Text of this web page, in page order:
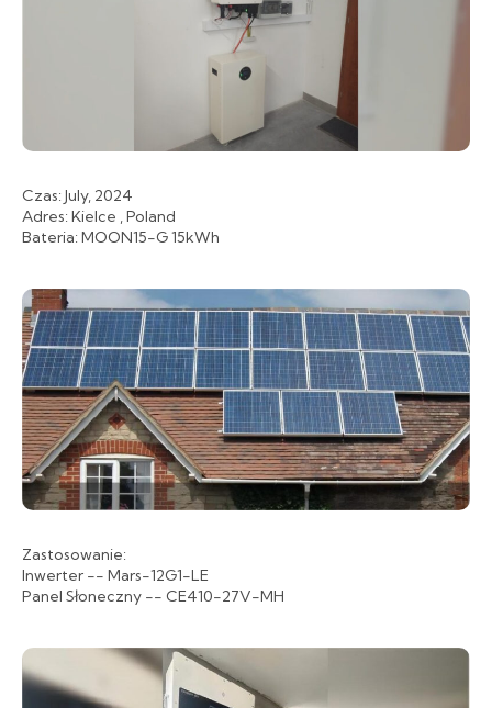
Czas: July, 2024
Adres: Kielce , Poland
Bateria: MOON15-G 15kWh
Zastosowanie:
Inwerter -- Mars-12G1-LE
Panel Słoneczny -- CE410-27V-MH